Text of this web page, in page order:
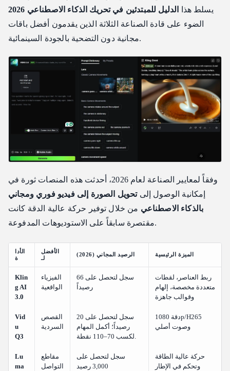
يسلط هذا
الدليل للمبتدئين في تحريك الذكاء الاصطناعي 2026
الضوء على قادة الصناعة الثلاثة الذين يقدمون أفضل باقات
مجانية دون التضحية بالجودة السينمائية.
وفقاً لمعايير الصناعة لعام 2026، أحدثت هذه المنصات ثورة في
إمكانية الوصول إلىتحويل الصورة إلى فيديو فوري ومجاني
بالذكاء الاصطناعي من خلال توفير حركة عالية الدقة كانت
مقتصرة سابقاً على الاستوديوهات المدفوعة.
الأدا
ة
الأفضل
لـ
الرصيد المجاني (2026) الميزة الرئيسية
Klin
g AI
3.0
الفيزياء
الواقعية
سجل لتحصل على 66
رصيداً
ربط العناصر، لقطات
متعددة مخصصة، إلهام
وقوالب جاهزة
Vid
u
Q3
القصص
السردية
سجل لتحصل على 20
رصيداً؛ أكمل المهام
دقة 1080p/H265
وصوت أصلي
Lu
ma
مقاطع
التواصل
سجل لتحصل على
3,000 رصيد
حركة عالية الطاقة
وتحكم في الإطار